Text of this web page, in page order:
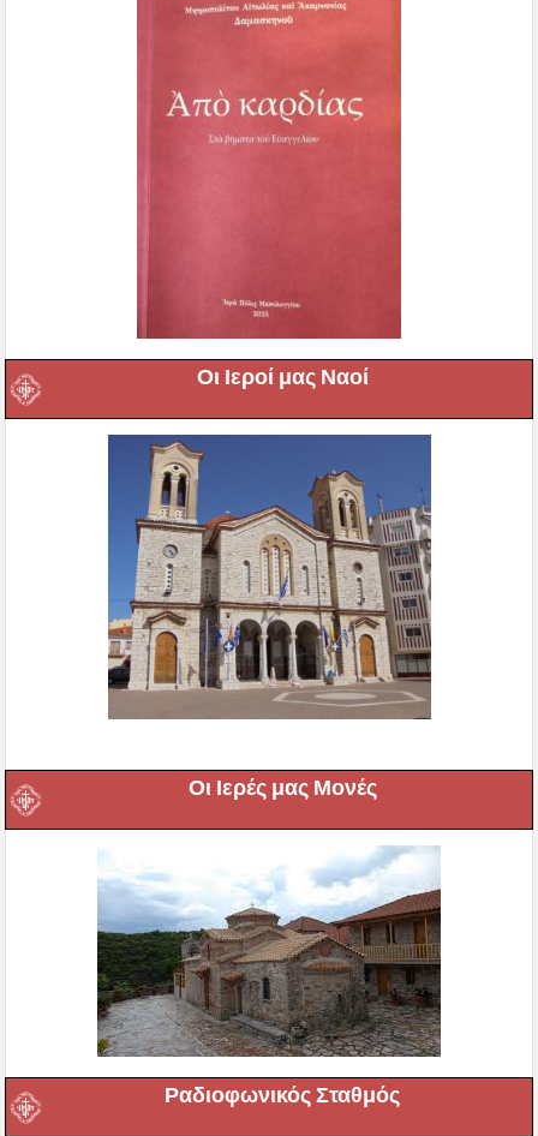
Οι Ιεροί μας Ναοί
Οι Ιερές μας Μονές
Ραδιοφωνικός Σταθμός